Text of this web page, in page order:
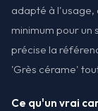
adapté à l'usage,
minimum pour un
précise la
'Grès cérame'
Ce qu'un vrai